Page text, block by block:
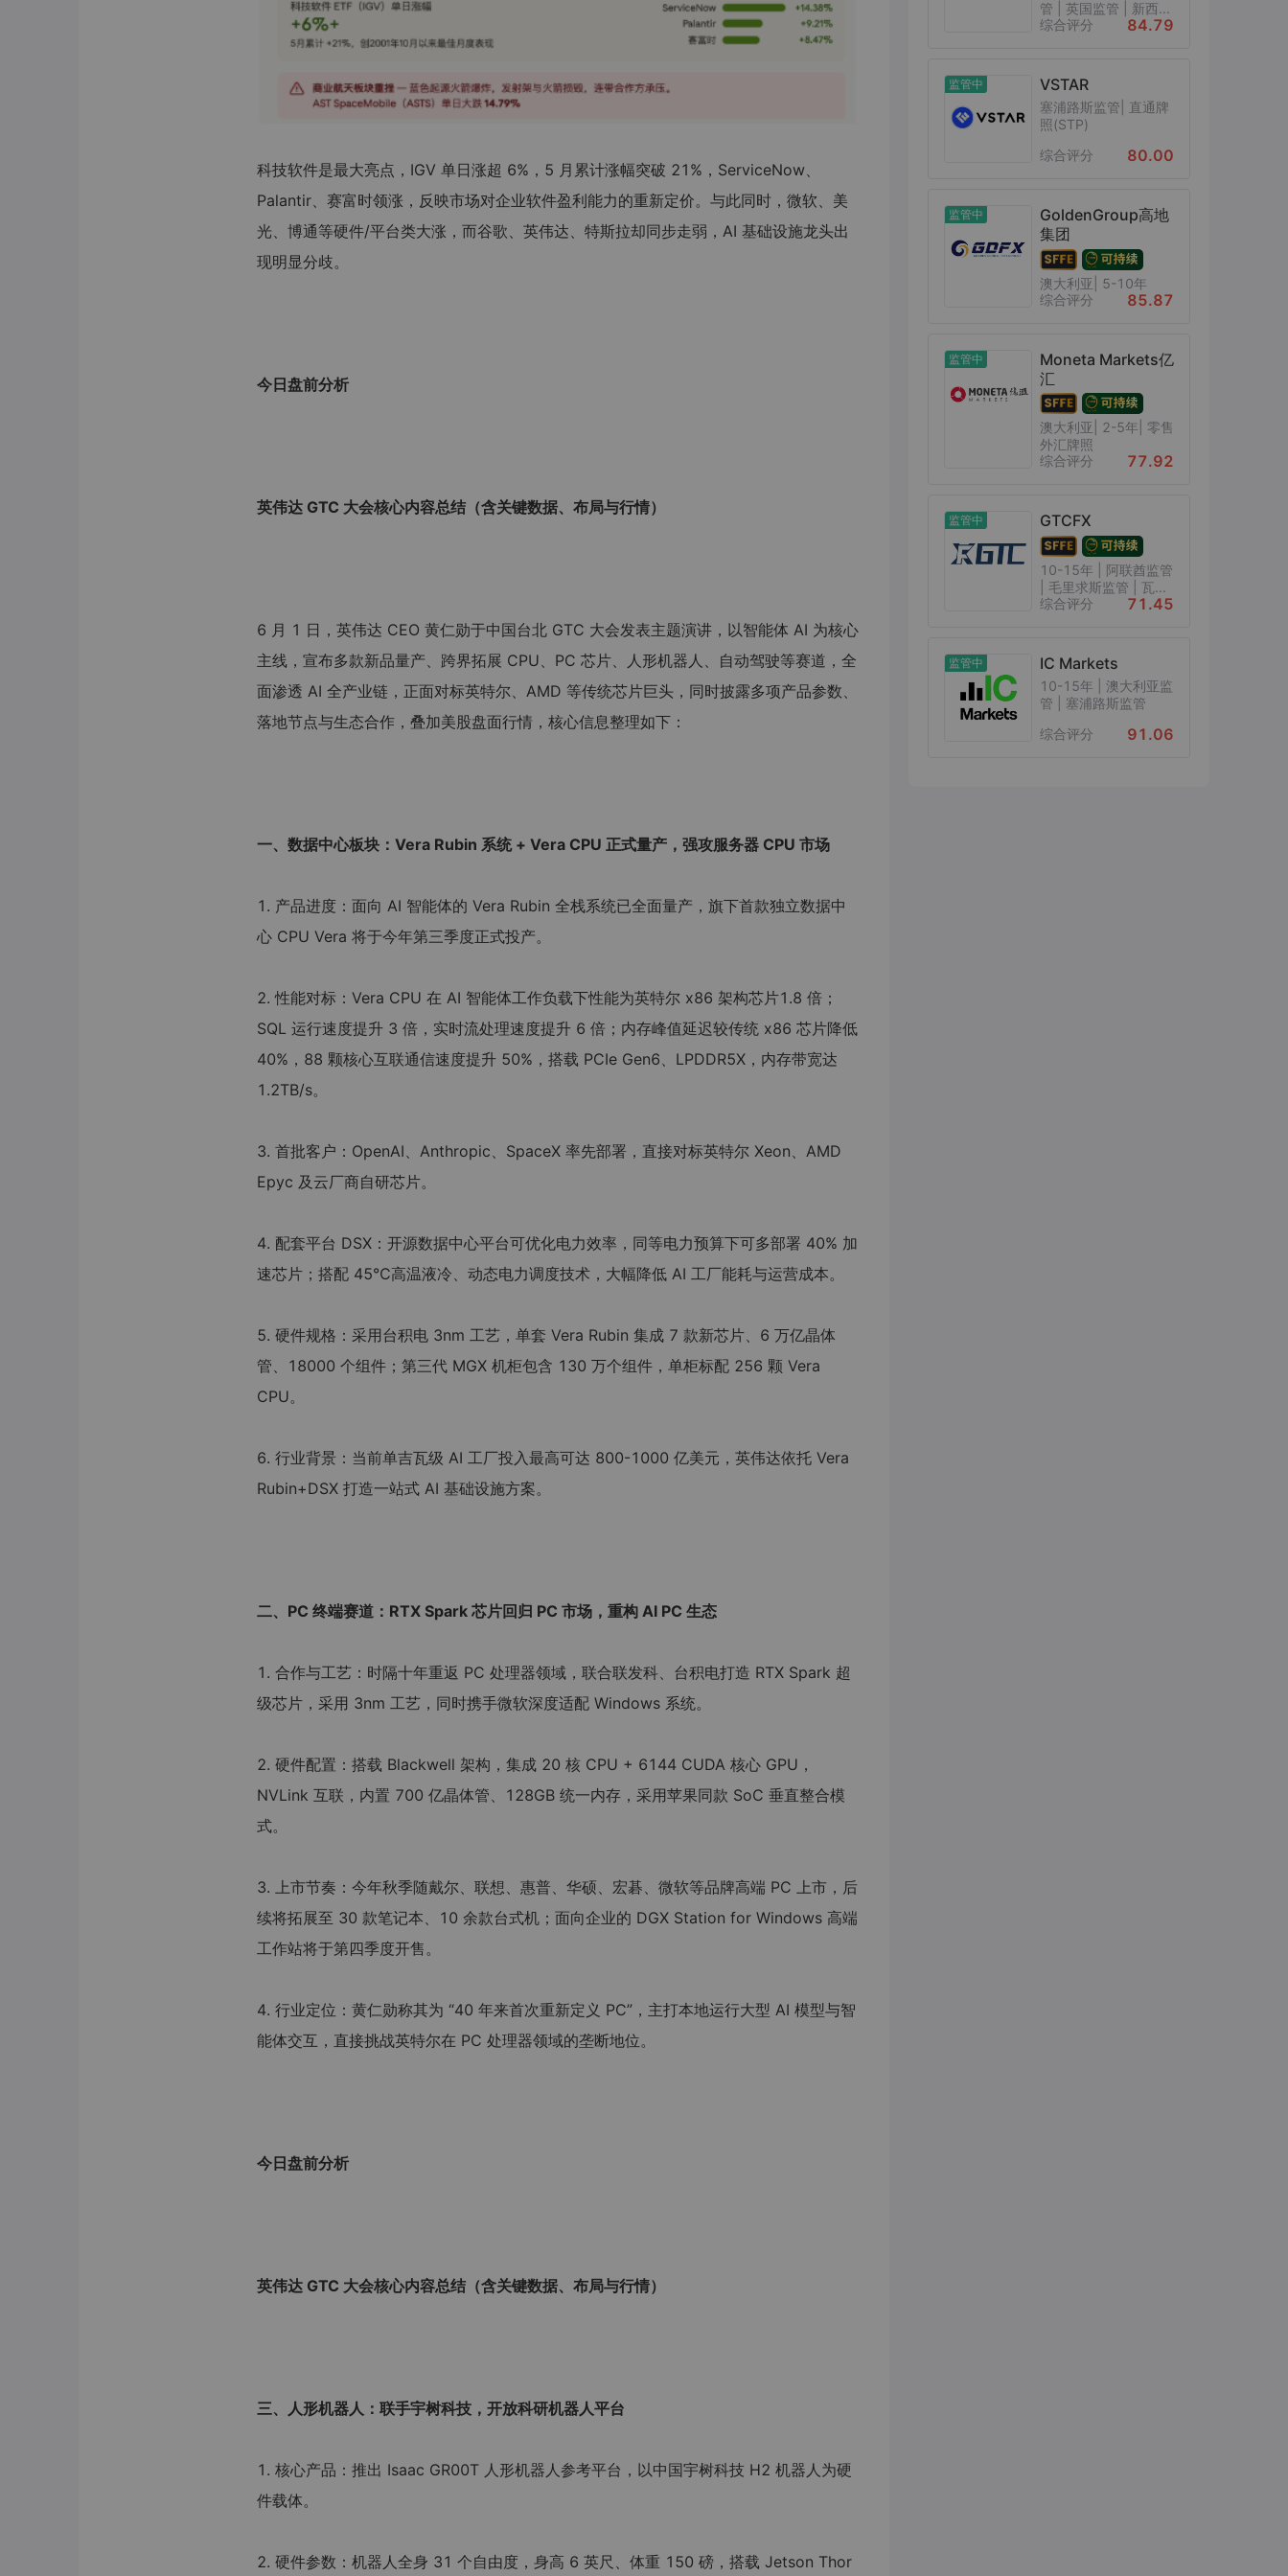
科技软件是最大亮点，IGV 单日涨超 6%，5 月累计涨幅突破 21%，ServiceNow、
Palantir、赛富时领涨，反映市场对企业软件盈利能力的重新定价。与此同时，微软、美
光、博通等硬件/平台类大涨，而谷歌、英伟达、特斯拉却同步走弱，AI 基础设施龙头出
现明显分歧。
今日盘前分析
英伟达 GTC 大会核心内容总结（含关键数据、布局与行情）
6 月 1 日，英伟达 CEO 黄仁勋于中国台北 GTC 大会发表主题演讲，以智能体 AI 为核心
主线，宣布多款新品量产、跨界拓展 CPU、PC 芯片、人形机器人、自动驾驶等赛道，全
面渗透 AI 全产业链，正面对标英特尔、AMD 等传统芯片巨头，同时披露多项产品参数、
落地节点与生态合作，叠加美股盘面行情，核心信息整理如下：
一、数据中心板块：Vera Rubin 系统 + Vera CPU 正式量产，强攻服务器 CPU 市场
1. 产品进度：面向 AI 智能体的 Vera Rubin 全栈系统已全面量产，旗下首款独立数据中
心 CPU Vera 将于今年第三季度正式投产。
2. 性能对标：Vera CPU 在 AI 智能体工作负载下性能为英特尔 x86 架构芯片1.8 倍；
SQL 运行速度提升 3 倍，实时流处理速度提升 6 倍；内存峰值延迟较传统 x86 芯片降低
40%，88 颗核心互联通信速度提升 50%，搭载 PCIe Gen6、LPDDR5X，内存带宽达
1.2TB/s。
3. 首批客户：OpenAI、Anthropic、SpaceX 率先部署，直接对标英特尔 Xeon、AMD
Epyc 及云厂商自研芯片。
4. 配套平台 DSX：开源数据中心平台可优化电力效率，同等电力预算下可多部署 40% 加
速芯片；搭配 45℃高温液冷、动态电力调度技术，大幅降低 AI 工厂能耗与运营成本。
5. 硬件规格：采用台积电 3nm 工艺，单套 Vera Rubin 集成 7 款新芯片、6 万亿晶体
管、18000 个组件；第三代 MGX 机柜包含 130 万个组件，单柜标配 256 颗 Vera
CPU。
6. 行业背景：当前单吉瓦级 AI 工厂投入最高可达 800-1000 亿美元，英伟达依托 Vera
Rubin+DSX 打造一站式 AI 基础设施方案。
二、PC 终端赛道：RTX Spark 芯片回归 PC 市场，重构 AI PC 生态
1. 合作与工艺：时隔十年重返 PC 处理器领域，联合联发科、台积电打造 RTX Spark 超
级芯片，采用 3nm 工艺，同时携手微软深度适配 Windows 系统。
2. 硬件配置：搭载 Blackwell 架构，集成 20 核 CPU + 6144 CUDA 核心 GPU，
NVLink 互联，内置 700 亿晶体管、128GB 统一内存，采用苹果同款 SoC 垂直整合模
式。
3. 上市节奏：今年秋季随戴尔、联想、惠普、华硕、宏碁、微软等品牌高端 PC 上市，后
续将拓展至 30 款笔记本、10 余款台式机；面向企业的 DGX Station for Windows 高端
工作站将于第四季度开售。
4. 行业定位：黄仁勋称其为 “40 年来首次重新定义 PC”，主打本地运行大型 AI 模型与智
能体交互，直接挑战英特尔在 PC 处理器领域的垄断地位。
今日盘前分析
英伟达 GTC 大会核心内容总结（含关键数据、布局与行情）
三、人形机器人：联手宇树科技，开放科研机器人平台
1. 核心产品：推出 Isaac GR00T 人形机器人参考平台，以中国宇树科技 H2 机器人为硬
件载体。
2. 硬件参数：机器人全身 31 个自由度，身高 6 英尺、体重 150 磅，搭载 Jetson Thor
管 | 英国监管 | 新西...
综合评分
84.79
监管中 VSTAR
塞浦路斯监管| 直通牌
照(STP)
综合评分
80.00
监管中
GoldenGroup高地
集团
澳大利亚| 5-10年
综合评分
85.87
监管中
Moneta Markets亿
汇
澳大利亚| 2-5年| 零售
外汇牌照
综合评分
77.92
监管中 GTCFX
10-15年 | 阿联酋监管
| 毛里求斯监管 | 瓦...
综合评分
71.45
监管中 IC Markets
10-15年 | 澳大利亚监
管 | 塞浦路斯监管
综合评分
91.06